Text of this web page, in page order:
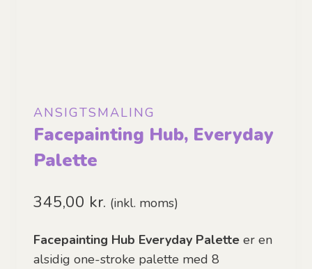
ANSIGTSMALING
Facepainting Hub, Everyday
Palette
345,00 kr. (inkl. moms)
Facepainting Hub Everyday Palette er en
alsidig one-stroke palette med 8